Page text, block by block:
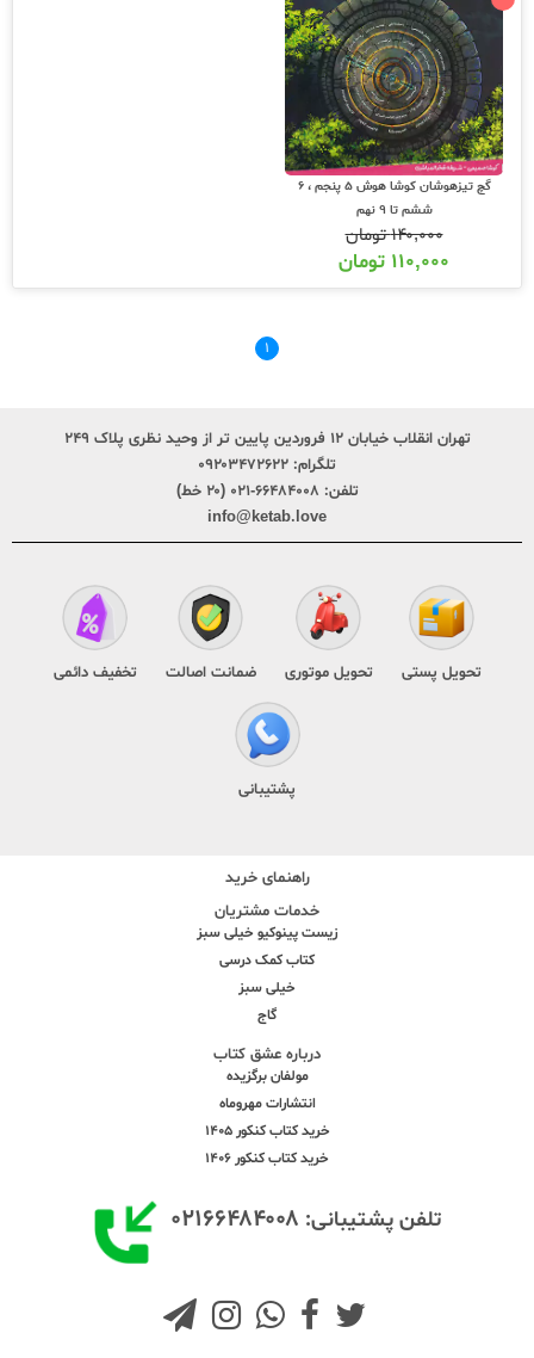
گچ تیزهوشان کوشا هوش 5 پنجم ، 6
ششم تا 9 نهم
۱۴۰,۰۰۰تومان
۱۱۰,۰۰۰ تومان
۱
تهران انقلاب خیابان ۱۲ فروردین پایین تر از وحید نظری پلاک ۲۴۹
تلگرام: ۰۹۲۰۳۴۷۲۶۲۲
تلفن: ۶۶۴۸۴۰۰۸-۰۲۱ (۲۰ خط)
info@ketab.love
تحویل پستی تحویل موتوری ضمانت اصالت تخفیف دائمی
پشتیبانی
راهنمای خرید
خدمات مشتریان
زیست پینوکیو خیلی سبز
کتاب کمک درسی
خیلی سبز
گاج
درباره عشق کتاب
مولفان برگزیده
انتشارات مهروماه
خرید کتاب کنکور 1405
خرید کتاب کنکور 1406
تلفن پشتیبانی: ۰۲۱۶۶۴۸۴۰۰۸